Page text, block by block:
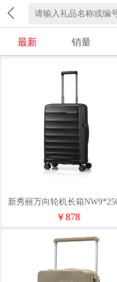
最新 销量
新秀丽万向轮机长箱
￥878